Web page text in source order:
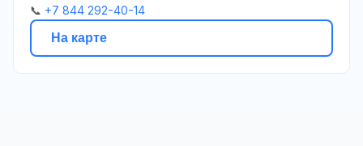
📞 +7 844 292-40-14
На карте